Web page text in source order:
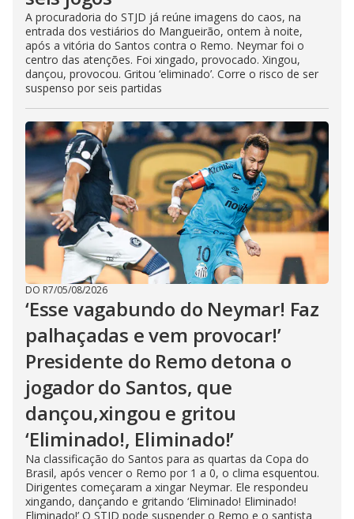
A procuradoria do STJD já reúne imagens do caos, na
entrada dos vestiários do Mangueirão, ontem à noite,
após a vitória do Santos contra o Remo. Neymar foi o
centro das atenções. Foi xingado, provocado. Xingou,
dançou, provocou. Gritou ‘eliminado’. Corre o risco de ser
suspenso por seis partidas
DO R7/05/08/2026
‘Esse vagabundo do Neymar! Faz
palhaçadas e vem provocar!’
Presidente do Remo detona o
jogador do Santos, que
dançou,xingou e gritou
‘Eliminado!, Eliminado!’
Na classificação do Santos para as quartas da Copa do
Brasil, após vencer o Remo por 1 a 0, o clima esquentou.
Dirigentes começaram a xingar Neymar. Ele respondeu
xingando, dançando e gritando ‘Eliminado! Eliminado!
Eliminado!’ O STJD pode suspender o Remo e o santista